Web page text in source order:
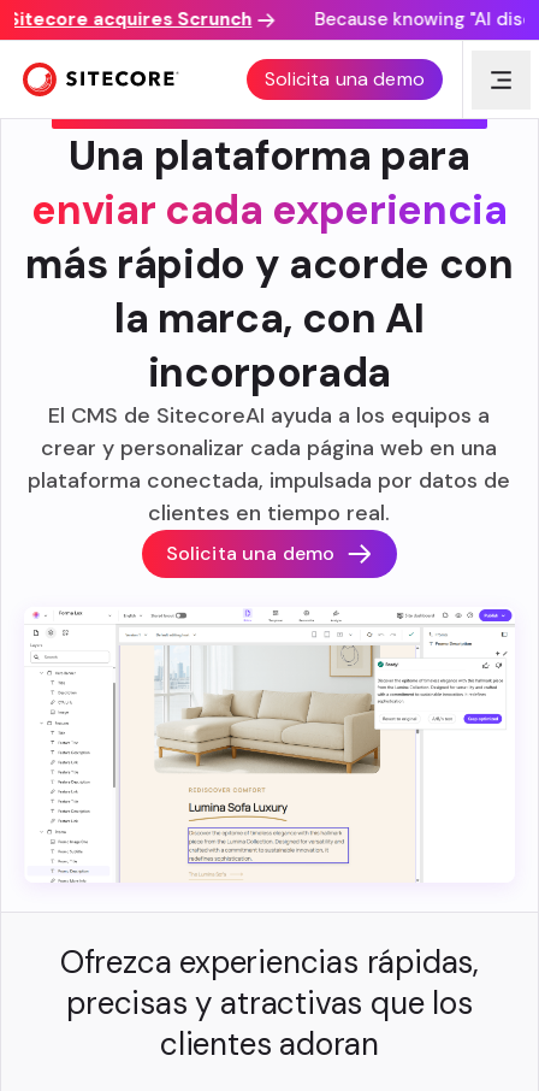
acquires Scrunch Because knowing "AI
Solicita una demo
SISTEMA DE GESTIÓN DE CONTENIDO
Una plataforma para
enviar cada experiencia
más rápido y acorde con
la marca, con AI
incorporada
El CMS de SitecoreAI ayuda a los equipos a
crear y personalizar cada página web en una
plataforma conectada, impulsada por datos de
clientes en tiempo real.
Solicita una demo
Ofrezca experiencias rápidas,
precisas y atractivas que los
clientes adoran